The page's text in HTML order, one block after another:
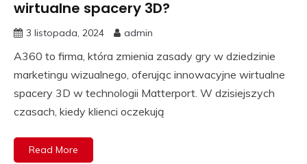
wirtualne spacery 3D?
3 listopada, 2024 admin
A360 to firma, która zmienia zasady gry w dziedzinie
marketingu wizualnego, oferując innowacyjne wirtualne
spacery 3D w technologii Matterport. W dzisiejszych
czasach, kiedy klienci oczekują
Read More